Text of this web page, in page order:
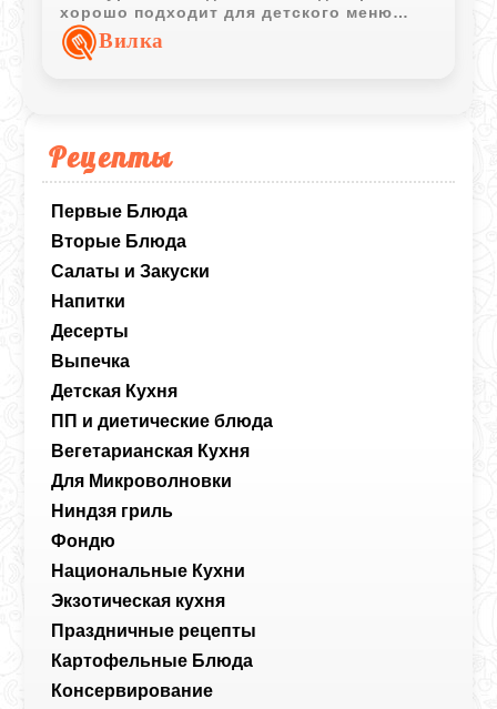
Рецепты
Первые Блюда
Вторые Блюда
Салаты и Закуски
Напитки
Десерты
Выпечка
Детская Кухня
ПП и диетические блюда
Вегетарианская Кухня
Для Микроволновки
Ниндзя гриль
Фондю
Национальные Кухни
Экзотическая кухня
Праздничные рецепты
Картофельные Блюда
Консервирование
хорошо подходит для детского меню
благодаря простой основе и мягкому
сливочному вкусу.
Вилка